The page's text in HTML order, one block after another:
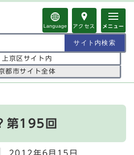
Language アクセス メニュー
上京区サイト内
都市サイト全体
第195回
2012年6月15日